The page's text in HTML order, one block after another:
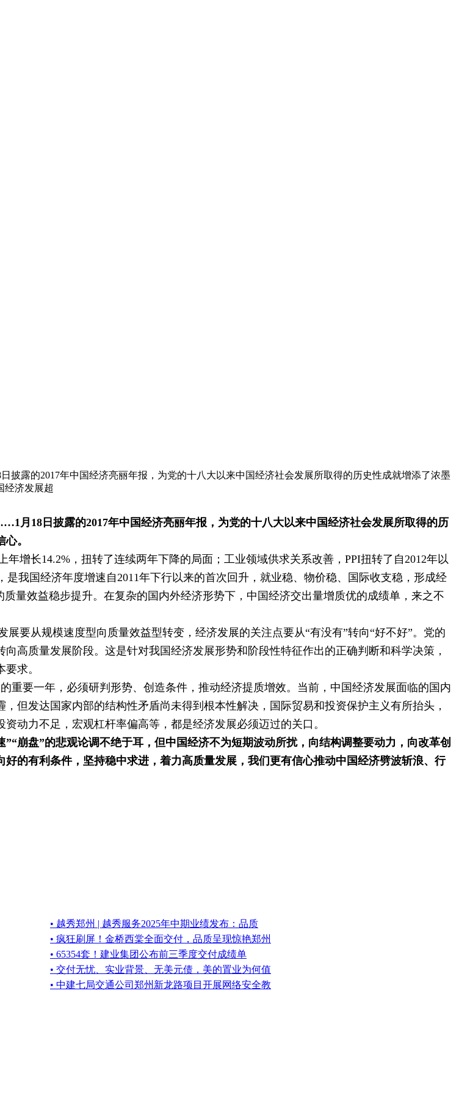
披露的2017年中国经济亮丽年报，为党的十八大以来中国经济社会发展所取得的历史性成就增添了浓墨
经济发展超
18日披露的2017年中国经济亮丽年报，为党的十八大以来中国经济社会发展所取得的历
。
长14.2%，扭转了连续两年下降的局面；工业领域供求关系改善，PPI扭转了自2012年以
我国经济年度增速自2011年下行以来的首次回升，就业稳、物价稳、国际收支稳，形成经
量效益稳步提升。在复杂的国内外经济形势下，中国经济交出量增质优的成绩单，来之不
从规模速度型向质量效益型转变，经济发展的关注点要从“有没有”转向“好不好”。党的
高质量发展阶段。这是针对我国经济发展形势和阶段性特征作出的正确判断和科学决策，
求。
要一年，必须研判形势、创造条件，推动经济提质增效。当前，中国经济发展面临的国内
但发达国家内部的结构性矛盾尚未得到根本性解决，国际贸易和投资保护主义有所抬头，
动力不足，宏观杠杆率偏高等，都是经济发展必须迈过的关口。
盘”的悲观论调不绝于耳，但中国经济不为短期波动所扰，向结构调整要动力，向改革创
的有利条件，坚持稳中求进，着力高质量发展，我们更有信心推动中国经济劈波斩浪、行
• 越秀郑州 | 越秀服务2025年中期业绩发布：品质
• 疯狂刷屏！金桥西棠全面交付，品质呈现惊艳郑州
• 65354套！建业集团公布前三季度交付成绩单
• 交付无忧、实业背景、无美元债，美的置业为何值
• 中建七局交通公司郑州新龙路项目开展网络安全教